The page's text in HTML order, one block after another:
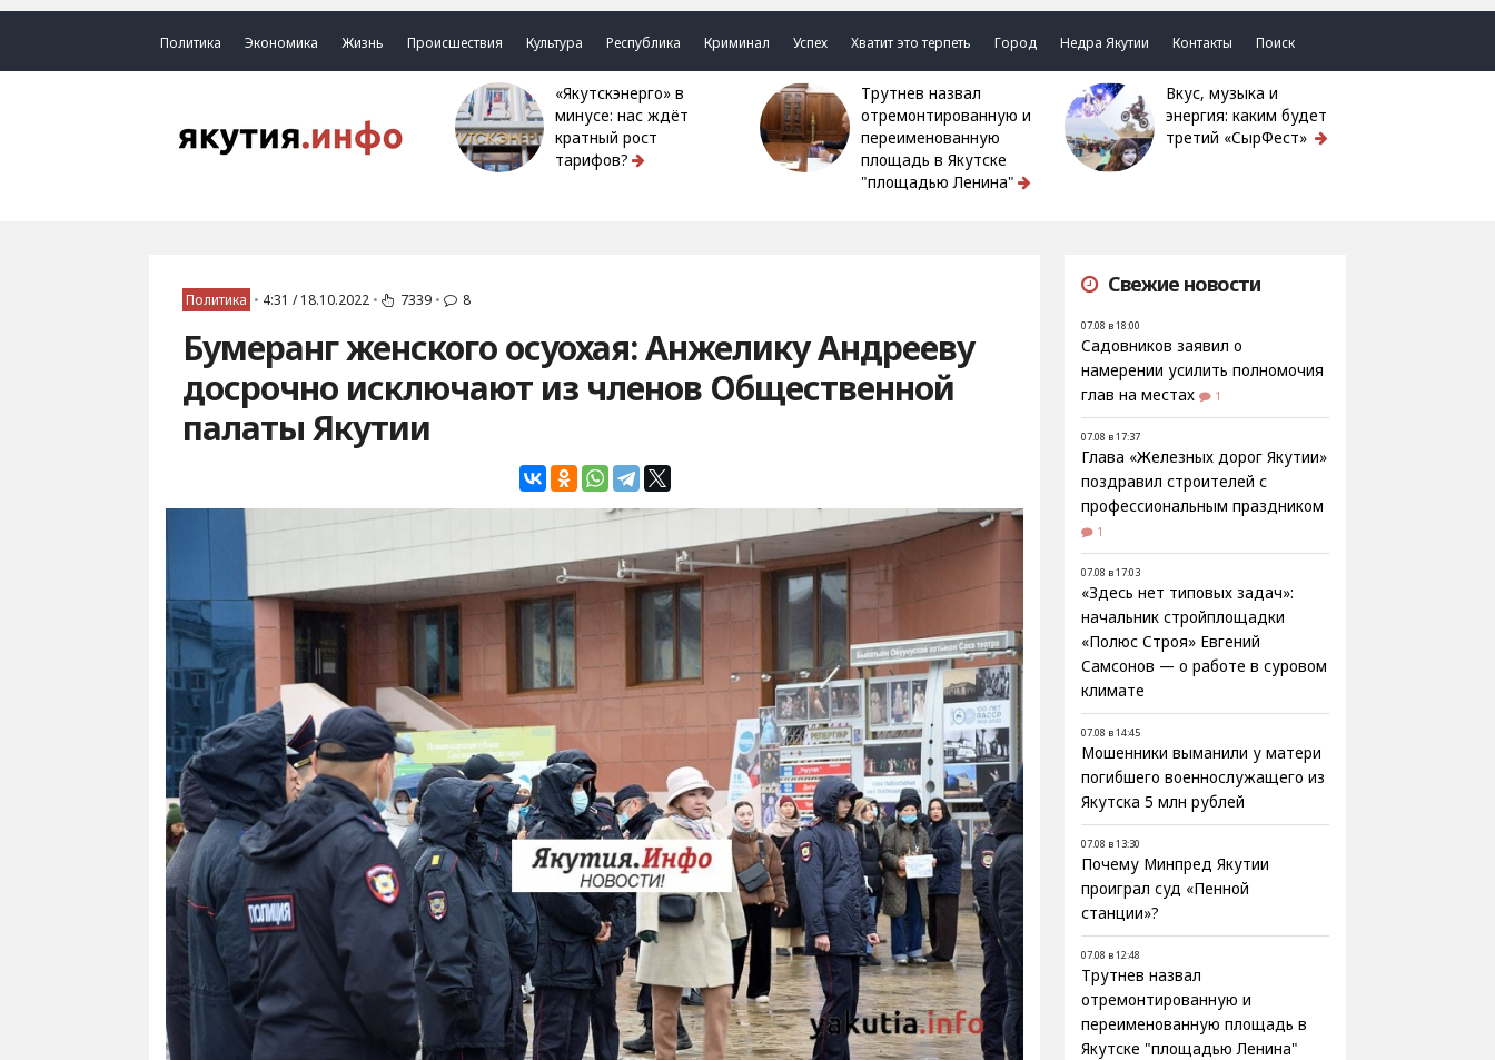
Политика Экономика Жизнь Происшествия Культура Республика Криминал Успех Хватит это терпеть Город Недра Якутии Контакты Поиск
«Якутскэнерго» в
минусе: нас ждёт
кратный рост
тарифов?
Трутнев назвал
отремонтированную и
переименованную
площадь в Якутске
"площадью Ленина"
Вкус, музыка и
энергия: каким будет
третий «СырФест»
Политика • 4:31 / 18.10.2022 • 7339 • 8
Бумеранг женского осуохая: Анжелику Андрееву
досрочно исключают из членов Общественной
палаты Якутии
Свежие новости
07.08 в 18:00
Садовников заявил о
намерении усилить полномочия
глав на местах
1
07.08 в 17:37
Глава «Железных дорог Якутии»
поздравил строителей с
профессиональным праздником
1
07.08 в 17:03
«Здесь нет типовых задач»:
начальник стройплощадки
«Полюс Строя» Евгений
Самсонов — о работе в суровом
климате
07.08 в 14:45
Мошенники выманили у матери
погибшего военнослужащего из
Якутска 5 млн рублей
07.08 в 13:30
Почему Минпред Якутии
проиграл суд «Пенной
станции»?
07.08 в 12:48
Трутнев назвал
отремонтированную и
переименованную площадь в
Якутске "площадью Ленина"